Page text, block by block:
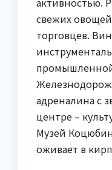
свежих
торговцев.
промышленной
адреналина с
центре –
Музей
оживает в